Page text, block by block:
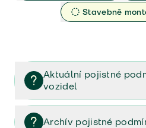
Stavebně
Aktuální pojistné
vozidel
Pojištění vozidel/Pojistné
smlouvě (PDF)
Archív pojistné